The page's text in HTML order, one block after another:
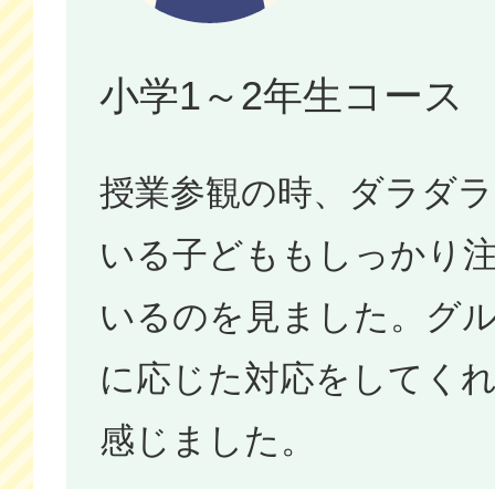
小学1～2年生コース
授業参観の時、ダラダ
いる子どももしっかり
いるのを見ました。グ
に応じた対応をしてく
感じました。